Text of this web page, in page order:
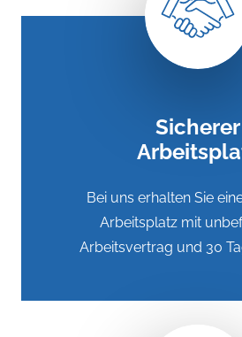
Sicherer
Bei uns erhalten Sie
Arbeitsplatz mit
Arbeitsvertrag und 30